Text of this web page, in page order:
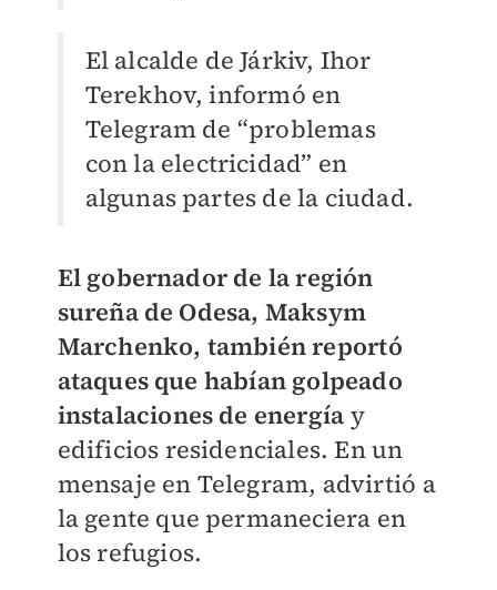
El alcalde de Járkiv, Ihor
Terekhov, informó en
Telegram de “problemas
con la electricidad” en
algunas partes de la ciudad.
El gobernador de la región
sureña de Odesa, Maksym
Marchenko, también reportó
ataques que habían golpeado
instalaciones de energía y
edificios residenciales. En un
mensaje en Telegram, advirtió a
la gente que permaneciera en
los refugios.